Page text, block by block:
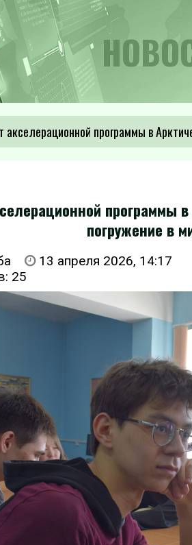
акселерационной программы в
программы
погружение в
13 апреля 2026, 14:17
25